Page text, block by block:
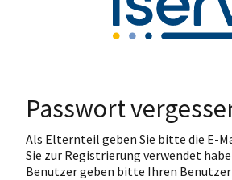
Passwort
Als Elternteil geben Sie bitte die E-
Sie zur Registrierung verwendet
Benutzer geben bitte Ihren